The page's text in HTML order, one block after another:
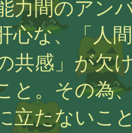
力間のアン
心な、「人
共感」が欠
と。その為
立たないこ